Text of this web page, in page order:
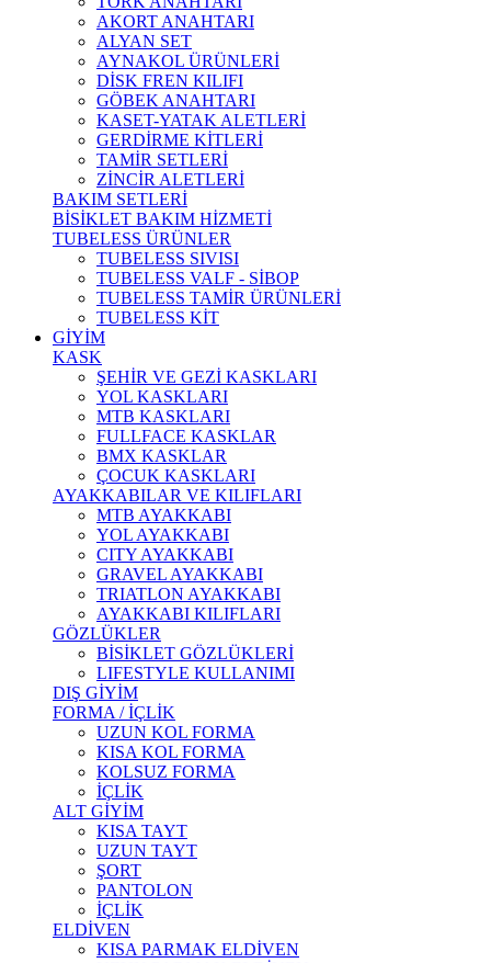
AKORT ANAHTARI
ALYAN SET
AYNAKOL ÜRÜNLERİ
DİSK FREN KILIFI
GÖBEK ANAHTARI
KASET-YATAK ALETLERİ
GERDİRME KİTLERİ
TAMİR SETLERİ
ZİNCİR ALETLERİ
BAKIM SETLERİ
BİSİKLET BAKIM HİZMETİ
TUBELESS ÜRÜNLER
TUBELESS SIVISI
TUBELESS VALF - SİBOP
TUBELESS TAMİR ÜRÜNLERİ
TUBELESS KİT
GİYİM
KASK
ŞEHİR VE GEZİ KASKLARI
YOL KASKLARI
MTB KASKLARI
FULLFACE KASKLAR
BMX KASKLAR
ÇOCUK KASKLARI
AYAKKABILAR VE KILIFLARI
MTB AYAKKABI
YOL AYAKKABI
CITY AYAKKABI
GRAVEL AYAKKABI
TRIATLON AYAKKABI
AYAKKABI KILIFLARI
GÖZLÜKLER
BİSİKLET GÖZLÜKLERİ
LIFESTYLE KULLANIMI
DIŞ GİYİM
FORMA / İÇLİK
UZUN KOL FORMA
KISA KOL FORMA
KOLSUZ FORMA
İÇLİK
ALT GİYİM
KISA TAYT
UZUN TAYT
ŞORT
PANTOLON
İÇLİK
ELDİVEN
KISA PARMAK ELDİVEN